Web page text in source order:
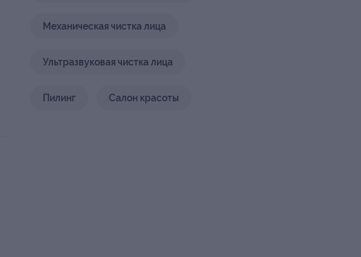
Механическая чистка лица
Ультразвуковая чистка лица
Пилинг Салон красоты